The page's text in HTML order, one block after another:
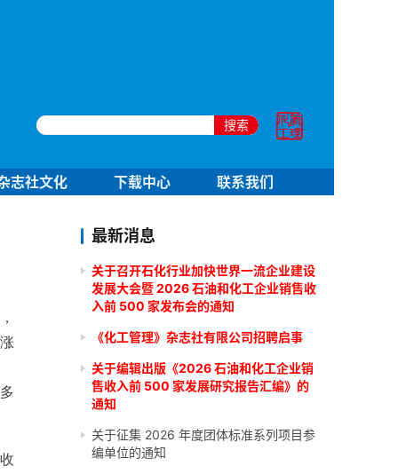
搜索
志社文化 下载中心 联系我们
最新消息
关于召开石化行业加快世界一流企业建设
发展大会暨 2026 石油和化工企业销售收
入前 500 家发布会的通知
《化工管理》杂志社有限公司招聘启事
关于编辑出版《2026 石油和化工企业销
售收入前 500 家发展研究报告汇编》的
通知
关于征集 2026 年度团体标准系列项目参
编单位的通知